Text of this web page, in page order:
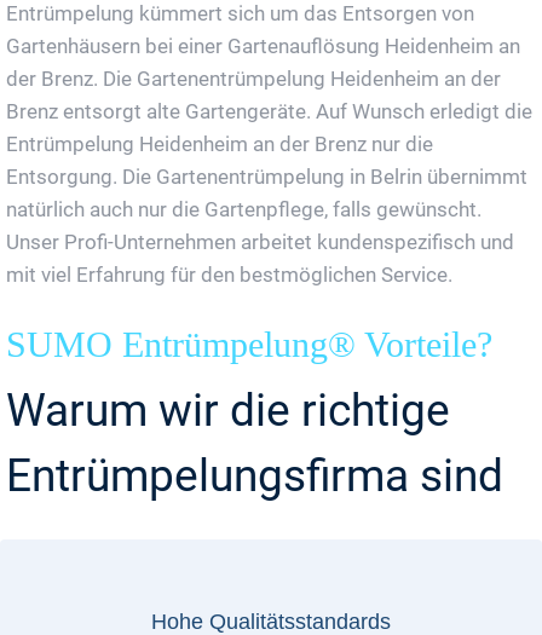
Entrümpelung kümmert sich um das Entsorgen von
Gartenhäusern bei einer Gartenauflösung Heidenheim an
der Brenz. Die Gartenentrümpelung Heidenheim an der
Brenz entsorgt alte Gartengeräte. Auf Wunsch erledigt die
Entrümpelung Heidenheim an der Brenz nur die
Entsorgung. Die Gartenentrümpelung in Belrin übernimmt
natürlich auch nur die Gartenpflege, falls gewünscht.
Unser Profi-Unternehmen arbeitet kundenspezifisch und
mit viel Erfahrung für den bestmöglichen Service.
SUMO Entrümpelung® Vorteile?
Warum wir die richtige
Entrümpelungsfirma sind
Hohe Qualitätsstandards